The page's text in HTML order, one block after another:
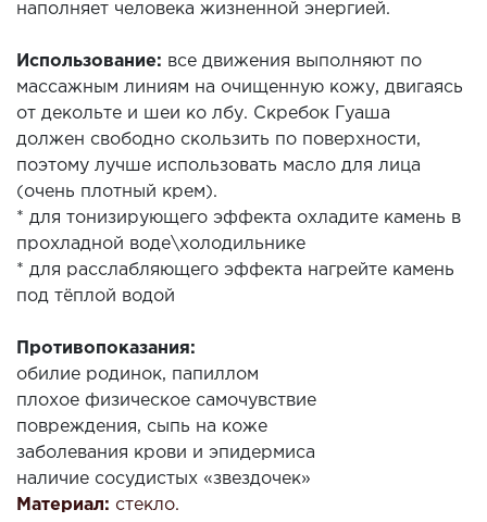
наполняет человека жизненной энергией.
Использование: все движения выполняют по
массажным линиям на очищенную кожу, двигаясь
от декольте и шеи ко лбу. Скребок Гуаша
должен свободно скользить по поверхности,
поэтому лучше использовать масло для лица
(очень плотный крем).
* для тонизирующего эффекта охладите камень в
прохладной воде\холодильнике
* для расслабляющего эффекта нагрейте камень
под тёплой водой
Противопоказания:
обилие родинок, папиллом
плохое физическое самочувствие
повреждения, сыпь на коже
заболевания крови и эпидермиса
наличие сосудистых «звездочек»
Материал: стекло.